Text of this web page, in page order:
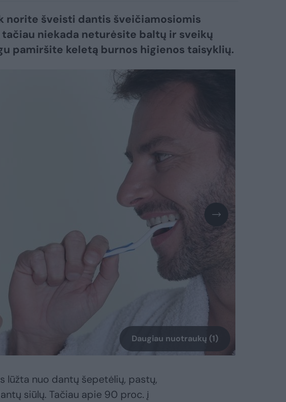
norite šveisti dantis šveičiamosiomis
niekada neturėsite baltų ir sveikų
pamiršite keletą burnos higienos taisyklių.
Daugiau nuotraukų (1)
lūžta nuo dantų šepetėlių, pastų,
siūlų. Tačiau apie 90 proc. į